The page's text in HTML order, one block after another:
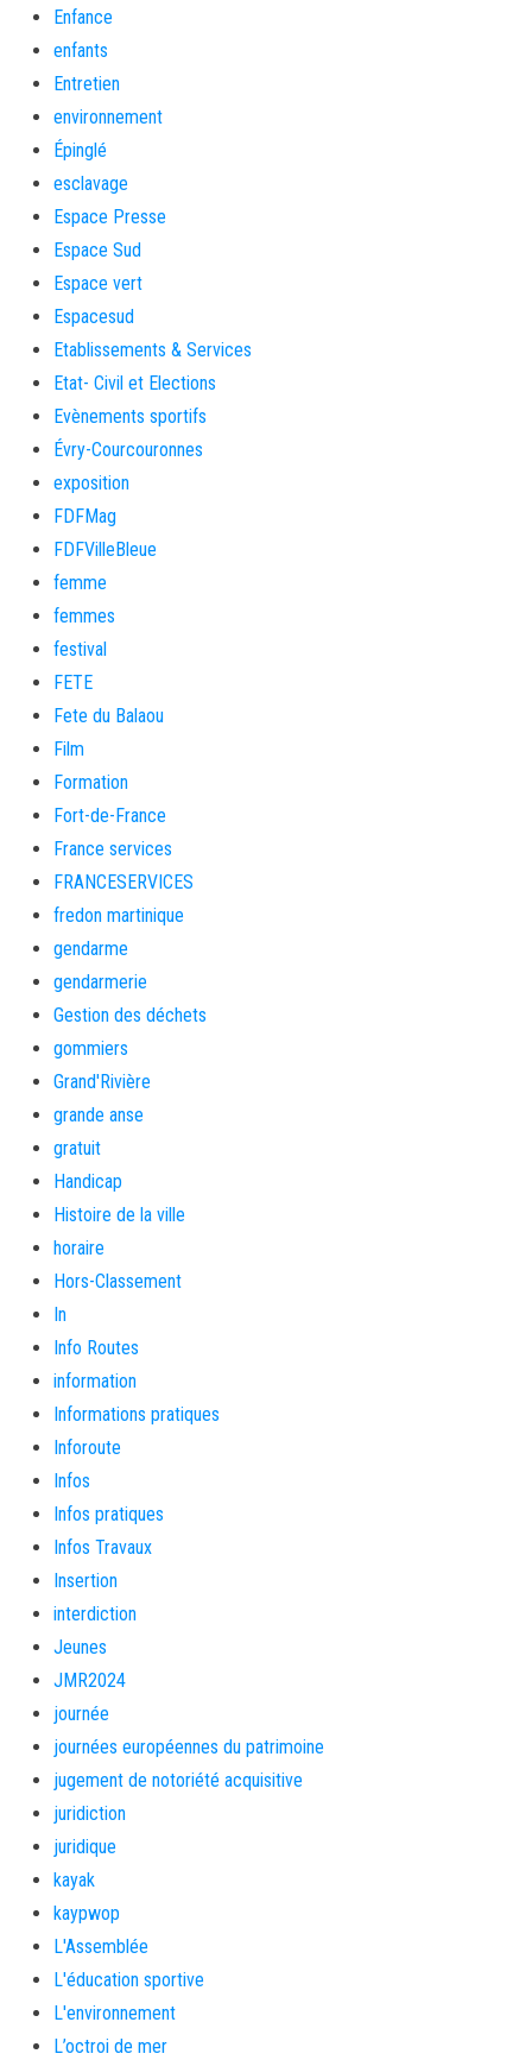
Enfance
enfants
Entretien
environnement
Épinglé
esclavage
Espace Presse
Espace Sud
Espace vert
Espacesud
Etablissements & Services
Etat- Civil et Elections
Evènements sportifs
Évry-Courcouronnes
exposition
FDFMag
FDFVilleBleue
femme
femmes
festival
FETE
Fete du Balaou
Film
Formation
Fort-de-France
France services
FRANCESERVICES
fredon martinique
gendarme
gendarmerie
Gestion des déchets
gommiers
Grand'Rivière
grande anse
gratuit
Handicap
Histoire de la ville
horaire
Hors-Classement
In
Info Routes
information
Informations pratiques
Inforoute
Infos
Infos pratiques
Infos Travaux
Insertion
interdiction
Jeunes
JMR2024
journée
journées européennes du patrimoine
jugement de notoriété acquisitive
juridiction
juridique
kayak
kaypwop
L'Assemblée
L'éducation sportive
L'environnement
L’octroi de mer